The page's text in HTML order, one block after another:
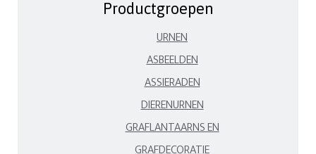
Productgroepen
URNEN
ASBEELDEN
ASSIERADEN
DIERENURNEN
GRAFLANTAARNS EN